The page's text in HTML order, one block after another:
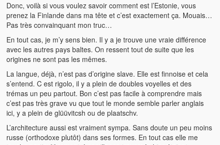
Donc, voilà si vous voulez savoir comment est l’Estonie, vous
prenez la Finlande dans ma tête et c’est exactement ça. Mouais…
Pas très convainquant mon truc…
En tout cas, je m’y sens bien. Il y a je trouve une vraie différence
avec les autres pays baltes. On ressent tout de suite que les
origines ne sont pas les mêmes.
La langue, déjà, n’est pas d’origine slave. Elle est finnoise et cela
s’entend. C est rigolo, il y a plein de doubles voyelles et des
trémas un peu partout. Bon c’est pas facile à comprendre mais
c’est pas très grave vu que tout le monde semble parler anglais
ici, y a plein de glüüvitcsh ou de plaatschv.
L’architecture aussi est vraiment sympa. Sans doute un peu moins
russe (orthodoxe plutôt) dans ses formes. En tout cas elle me